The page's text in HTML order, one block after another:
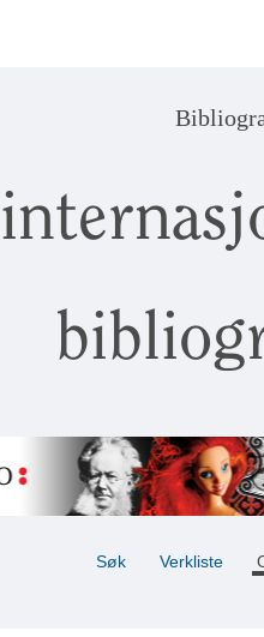
Søk Verkliste